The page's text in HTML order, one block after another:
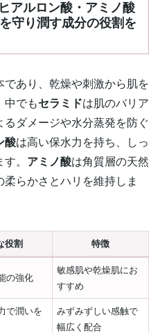
アルロン酸・アミノ酸
守り潤す成分の役割を
あり、乾燥や刺激から肌を
中でもセラミドは肌のバリア
ダメージや水分蒸発を防ぐ
酸は高い保水力を持ち、しっ
。 アミノ酸は角質層の天然
らかさとハリを維持しま
役割 特徴
の強化
敏感肌や乾燥肌にお
すすめ
で潤いを
みずみずしい感触で
幅広く配合